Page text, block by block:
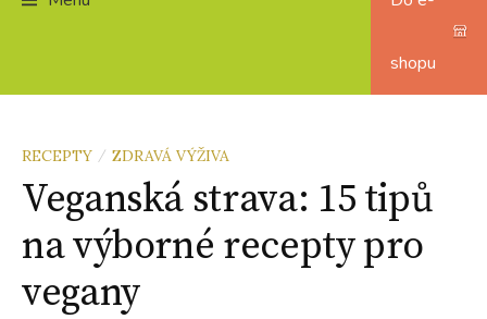
shopu
RECEPTY / ZDRAVÁ VÝŽIVA
Veganská strava: 15 tipů
na výborné recepty pro
vegany